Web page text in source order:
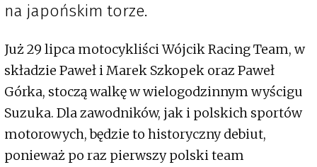
na japońskim torze.
Już 29 lipca motocykliści Wójcik Racing Team, w
składzie Paweł i Marek Szkopek oraz Paweł
Górka, stoczą walkę w wielogodzinnym wyścigu
Suzuka. Dla zawodników, jak i polskich sportów
motorowych, będzie to historyczny debiut,
ponieważ po raz pierwszy polski team